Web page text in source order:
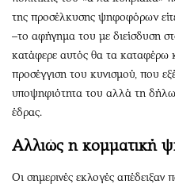
της προσέλκυσης ψηφοφόρων
–το αφήγημα του με διείσδυση
κατάφερε αυτός θα τα καταφέρω
προσέγγιση του κυνισμού, που
υποψηφιότητα του αλλά τη
έδρας.
Αλλιώς η κομματική
Οι σημερινές εκλογές